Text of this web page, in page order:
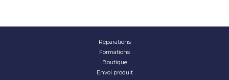
Réparations
Formations
Boutique
Envoi produit